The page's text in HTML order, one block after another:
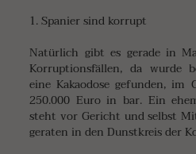
1. Spanier sind korrupt
Natürlich gibt es gerade in
Korruptionsfällen, da wurde
eine Kakaodose gefunden, im
250.000 Euro in bar. Ein
steht vor Gericht und selbst
geraten in den Dunstkreis der